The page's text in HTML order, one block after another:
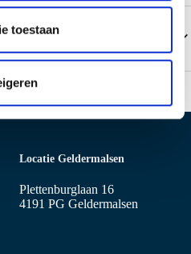
toestaan
(0,50 mm alleen voor
Locatie Geldermalsen
Plettenburglaan 16
4191 PG Geldermalsen